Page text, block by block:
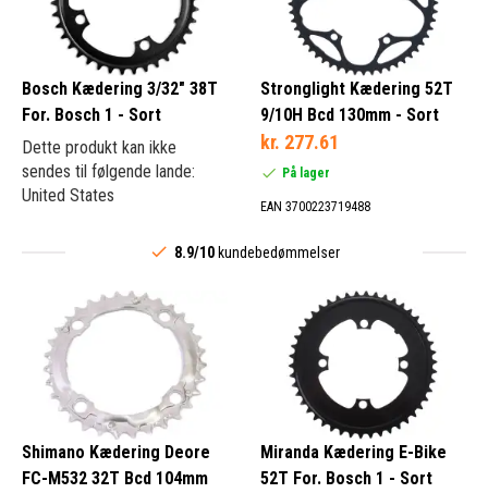
Bosch Kædering 3/32" 38T
For. Bosch 1 - Sort
Dette produkt kan ikke
sendes til følgende lande:
United States
Stronglight Kædering 52T
9/10H Bcd 130mm - Sort
kr. 277.61
På lager
EAN 3700223719488
8.9/10kundebedømmelser
Shimano Kædering Deore
FC-M532 32T Bcd 104mm
Miranda Kædering E-Bike
52T For. Bosch 1 - Sort